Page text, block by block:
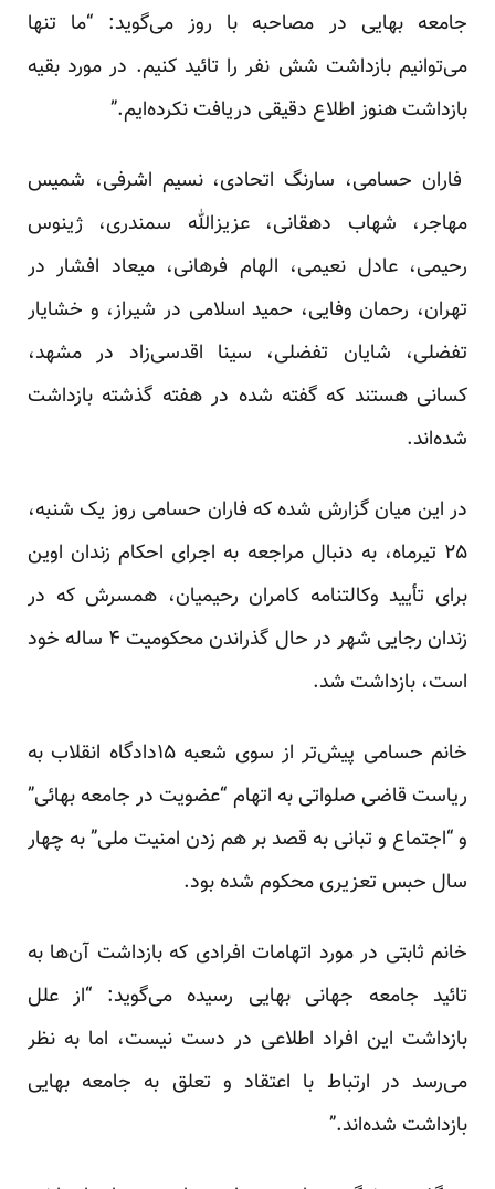
جامعه بهایی در مصاحبه با روز می‌گوید: “ما تنها
می‌توانیم بازداشت شش نفر را تائید کنیم. در مورد بقیه
بازداشت هنوز اطلاع دقیقی دریافت نکرده‌ایم.”
فاران حسامی، سارنگ اتحادی، نسیم اشرفی، شمیس
مهاجر، شهاب دهقانی، عزیزالله سمندری، ژینوس
رحیمی، عادل نعیمی، الهام فرهانی، میعاد افشار در
تهران، رحمان وفایی، حمید اسلامی در شیراز، و خشایار
تفضلی، شایان تفضلی، سینا اقدسی‌زاد در مشهد،
کسانی هستند که گفته شده در هفته گذشته بازداشت
شده‌اند.
در این میان گزارش شده که فاران حسامی روز یک شنبه،
۲۵ تیرماه، به دنبال مراجعه به اجرای احکام زندان اوین
برای تأیید وکالتنامه کامران رحیمیان، همسرش که در
زندان رجایی شهر در حال گذراندن محکومیت ۴ ساله خود
است، بازداشت شد.
خانم حسامی پیش‌تر از سوی شعبه ۱۵دادگاه انقلاب به
ریاست قاضی صلواتی به اتهام “عضویت در جامعه بهائی”
و “اجتماع و تبانی به قصد بر هم زدن امنیت ملی” به چهار
سال حبس تعزیری محکوم شده بود.
خانم ثابتی در مورد اتهامات افرادی که بازداشت آن‌ها به
تائید جامعه جهانی بهایی رسیده می‌گوید: “از علل
بازداشت این افراد اطلاعی در دست نیست، اما به نظر
می‌رسد در ارتباط با اعتقاد و تعلق به جامعه بهایی
بازداشت شده‌اند.”